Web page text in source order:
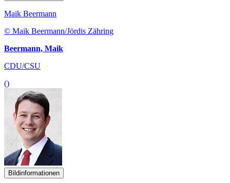
Maik Beermann
© Maik Beermann/Jördis Zähring
Beermann, Maik
CDU/CSU
()
Bildinformationen